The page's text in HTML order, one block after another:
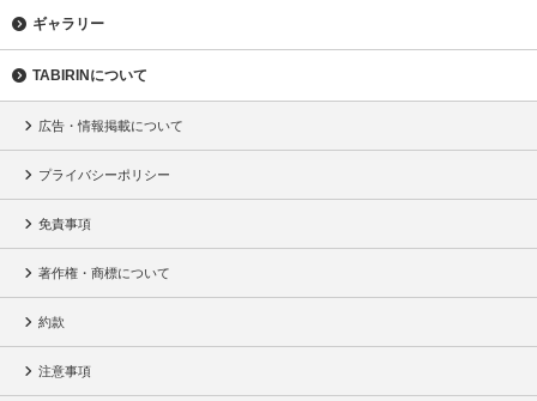
ギャラリー
TABIRINについて
広告・情報掲載について
プライバシーポリシー
免責事項
著作権・商標について
約款
注意事項